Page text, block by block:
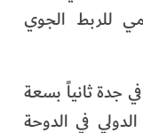
للربط الجوي
جدة ثانياً بسعة
الدولي في الدوحة